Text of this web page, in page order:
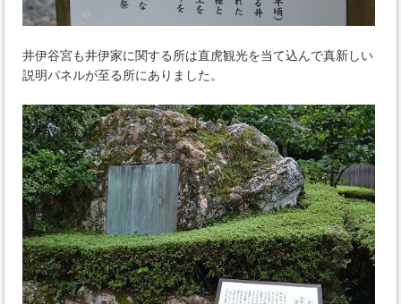
井伊谷宮も井伊家に関する所は直虎観光を当て込んで真新しい
説明パネルが至る所にありました。